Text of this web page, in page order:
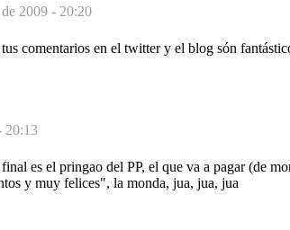
2009 - 20:20
comentarios en el twitter y el blog són
20:13
es el pringao del PP, el que va a pagar (de
y muy felices", la monda, jua, jua, jua